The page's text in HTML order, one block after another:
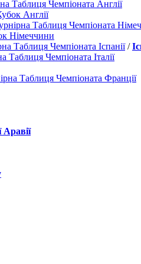
Таблиця Чемпіоната Англії
Англії
Таблиця Чемпіоната
Німеччини
Таблиця Чемпіоната Іспанії/
Таблиця Чемпіоната Італії
Таблиця Чемпіоната Франції
Аравії